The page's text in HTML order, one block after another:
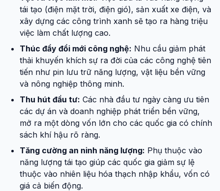
tái tạo (điện mặt trời, điện gió), sản xuất xe điện, và
xây dựng các công trình xanh sẽ tạo ra hàng triệu
việc làm chất lượng cao.
Thúc đẩy đổi mới công nghệ: Nhu cầu giảm phát
thải khuyến khích sự ra đời của các công nghệ tiên
tiến như pin lưu trữ năng lượng, vật liệu bền vững
và nông nghiệp thông minh.
Thu hút đầu tư: Các nhà đầu tư ngày càng ưu tiên
các dự án và doanh nghiệp phát triển bền vững,
mở ra một dòng vốn lớn cho các quốc gia có chính
sách khí hậu rõ ràng.
Tăng cường an ninh năng lượng: Phụ thuộc vào
năng lượng tái tạo giúp các quốc gia giảm sự lệ
thuộc vào nhiên liệu hóa thạch nhập khẩu, vốn có
giá cả biến động.